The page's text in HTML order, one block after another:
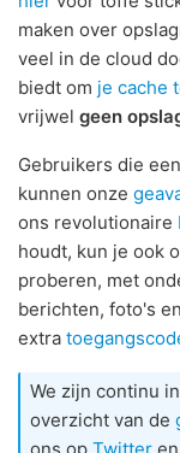
maken over
veel in de cloud
biedt om je cache
vrijwel geen
Gebruikers die
kunnen onze
ons revolutionaire
houdt, kun je ook
proberen, met
berichten, foto's
extra
We zijn continu
overzicht van de